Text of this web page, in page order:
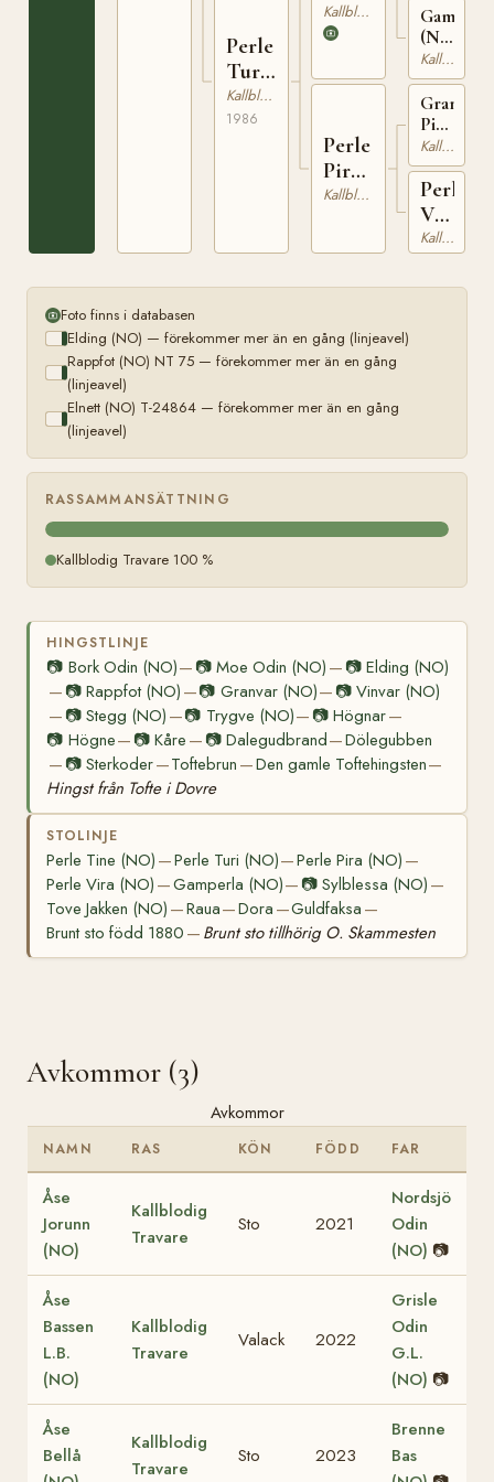
Perle
Turi
(NO)
Kallblodig Travare
1986
(NO)
Kallblodig Travare
Perle
Pira
(NO)
Kallblodig Travare
Gamperla
(NO)
N
23518
Kallblodig Travare
Grans
Piril
(NO)
N
2039
Kallblodig Travare
Perle
Vira
(NO)
Kallblodig Travare
Foto finns i databasen
Elding (NO) — förekommer mer än en gång (linjeavel)
Rappfot (NO) NT 75 — förekommer mer än en gång
(linjeavel)
Elnett (NO) T-24864 — förekommer mer än en gång
(linjeavel)
RASSAMMANSÄTTNING
Kallblodig Travare 100 %
HINGSTLINJE
📷 Bork Odin (NO)— 📷Moe Odin (NO) — 📷 Elding (NO)
— 📷Rappfot (NO) —📷 Granvar (NO)— 📷Vinvar (NO)
— 📷Stegg (NO) —📷 Trygve (NO)— 📷Högnar—
📷 Högne— 📷Kåre — 📷 Dalegudbrand—Dölegubben
— 📷Sterkoder—Toftebrun —Den gamle Toftehingsten—
Hingst från Tofte i Dovre
STOLINJE
Perle Tine (NO) —Perle Turi (NO)—Perle Pira (NO) —
Perle Vira (NO) —Gamperla (NO)— 📷Sylblessa (NO) —
Tove Jakken (NO) —Raua—Dora —Guldfaksa —
Brunt sto född 1880 — Brunt sto tillhörig O. Skammesten
Avkommor (3)
Avkommor
NAMN RAS KÖN FÖDD FAR
Åse
Jorunn
(NO)
Kallblodig
Travare
Sto 2021
Nordsjö
Odin
(NO) 📷
Åse
Bassen
L.B.
(NO)
Kallblodig
Travare
Valack 2022
Grisle
Odin
G.L.
(NO) 📷
Åse
Bellå
Kallblodig
Travare
Sto 2023
Brenne
Bas